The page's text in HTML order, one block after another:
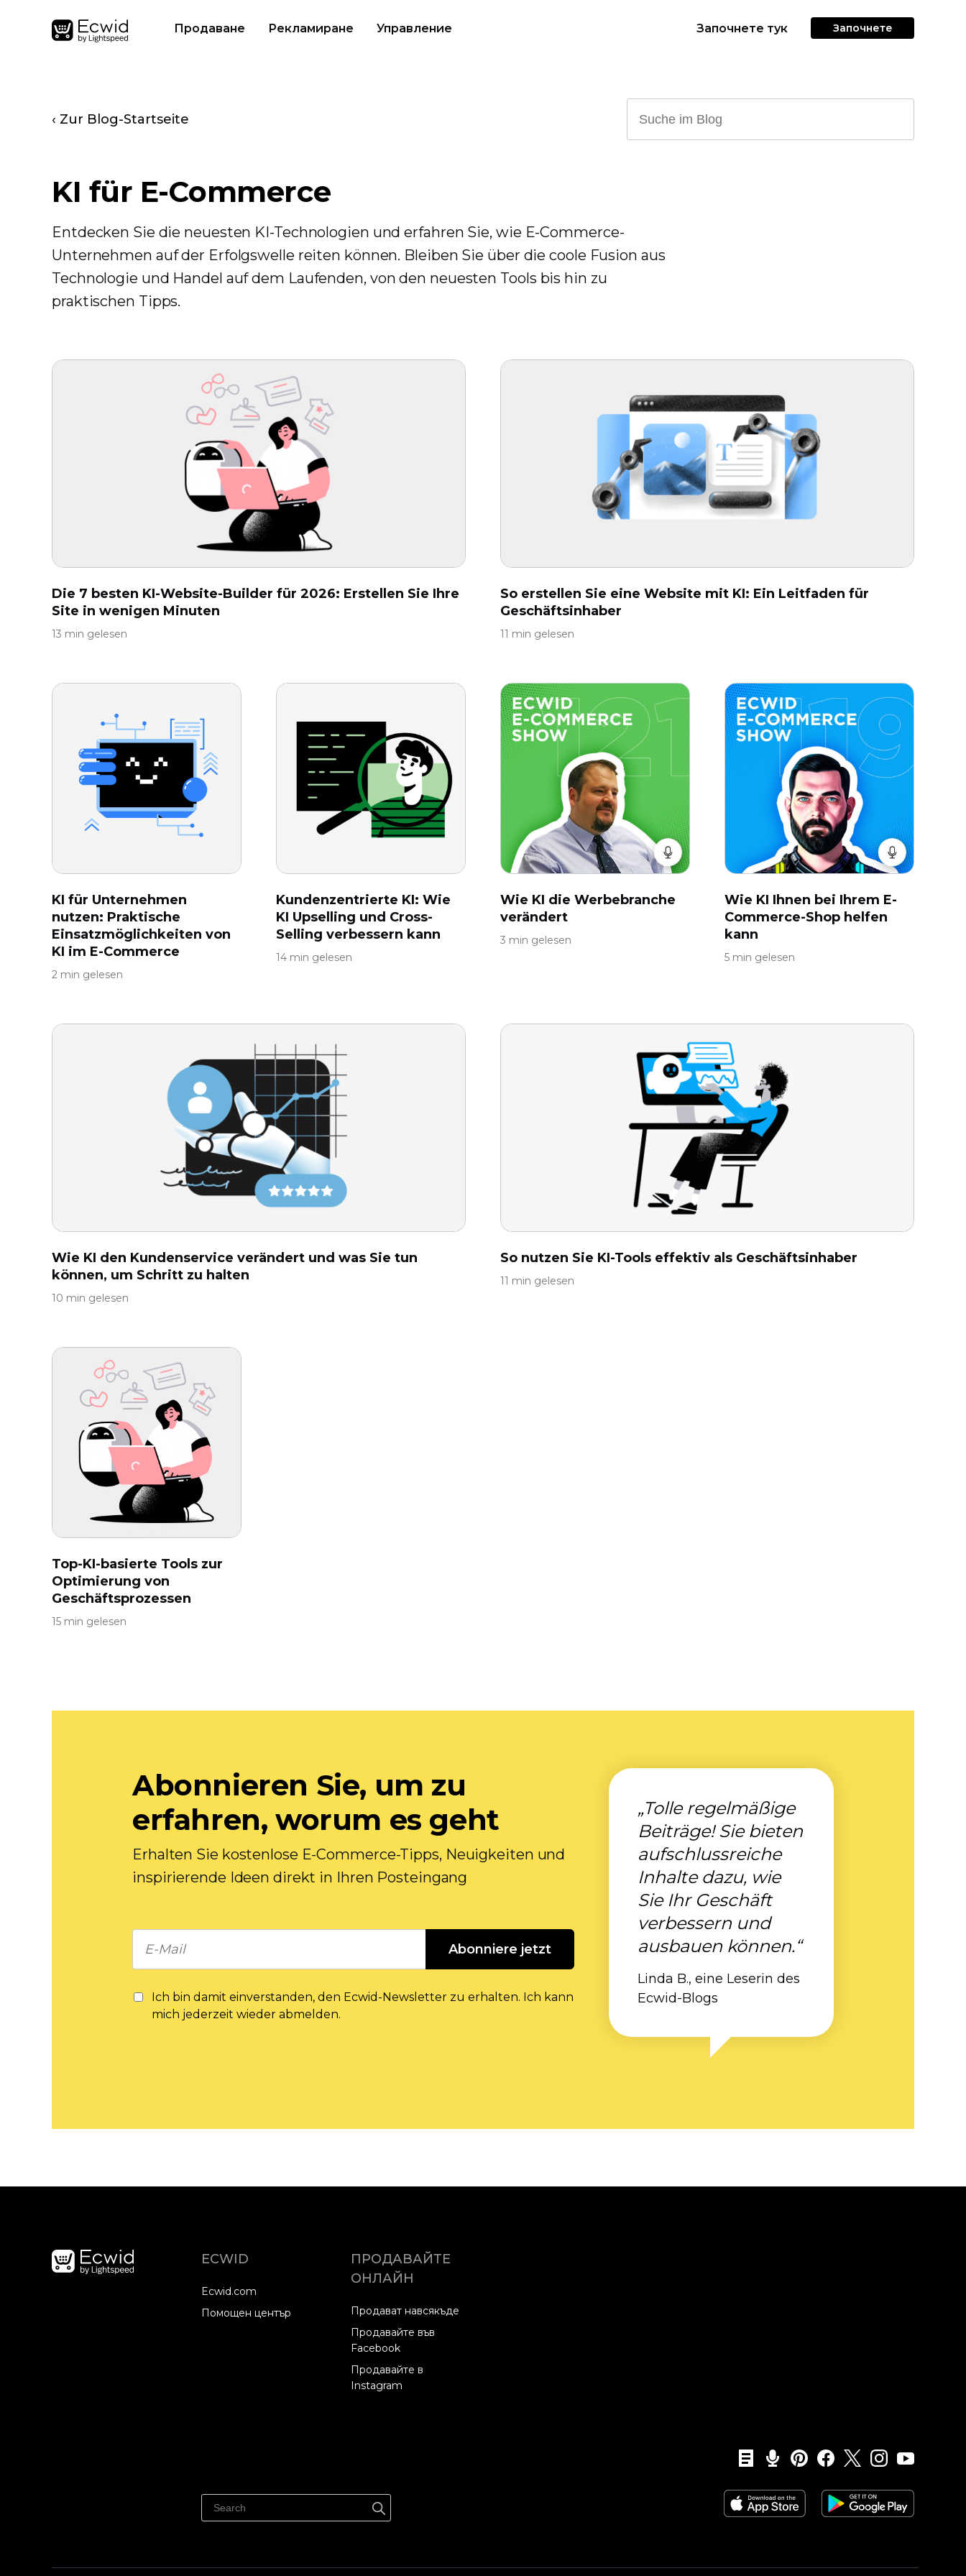
Продаване Рекламиране Управление Започнете тук Започнете
‹ Zur Blog-Startseite
KI für E-Commerce
Entdecken Sie die neuesten KI-Technologien und erfahren Sie, wie E-Commerce-
Unternehmen auf der Erfolgswelle reiten können. Bleiben Sie über die coole Fusion aus
Technologie und Handel auf dem Laufenden, von den neuesten Tools bis hin zu
praktischen Tipps.
Die 7 besten KI-Website-Builder für 2026: Erstellen Sie Ihre
Site in wenigen Minuten
13 min gelesen
So erstellen Sie eine Website mit KI: Ein Leitfaden für
Geschäftsinhaber
11 min gelesen
KI für Unternehmen
nutzen: Praktische
Einsatzmöglichkeiten von
KI im E-Commerce
2 min gelesen
Kundenzentrierte KI: Wie
KI Upselling und Cross-
Selling verbessern kann
14 min gelesen
Wie KI die Werbebranche
verändert
3 min gelesen
Wie KI Ihnen bei Ihrem E-
Commerce-Shop helfen
kann
5 min gelesen
Wie KI den Kundenservice verändert und was Sie tun
können, um Schritt zu halten
10 min gelesen
So nutzen Sie KI-Tools effektiv als Geschäftsinhaber
11 min gelesen
Top-KI-basierte Tools zur
Optimierung von
Geschäftsprozessen
15 min gelesen
Abonnieren Sie, um zu
erfahren, worum es geht
Erhalten Sie kostenlose E-Commerce-Tipps, Neuigkeiten und
inspirierende Ideen direkt in Ihren Posteingang
Abonniere jetzt
Ich bin damit einverstanden, den Ecwid-Newsletter zu erhalten. Ich kann
mich jederzeit wieder abmelden.
„Tolle regelmäßige
Beiträge! Sie bieten
aufschlussreiche
Inhalte dazu, wie
Sie Ihr Geschäft
verbessern und
ausbauen können.“
Linda B., eine Leserin des
Ecwid-Blogs
ECWID
Ecwid.com
Помощен център
ПРОДАВАЙТЕ
ОНЛАЙН
Продават навсякъде
Продавайте във
Facebook
Продавайте в
Instagram